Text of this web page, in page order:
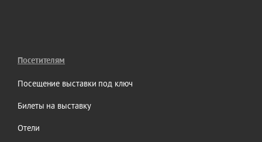
Посетителям
Посещение выставки под ключ
Билеты на выставку
Отели